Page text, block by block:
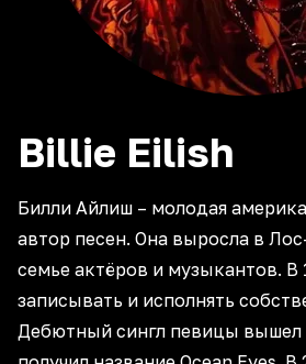
Billie Eilish
Билли Айлиш – молодая
автор песен. Она выросла в
семье актёров и музыкантов. В
записывать и исполнять
Дебютный сингл певицы вышел